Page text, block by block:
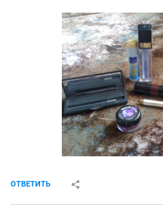
ОТВЕТИТЬ